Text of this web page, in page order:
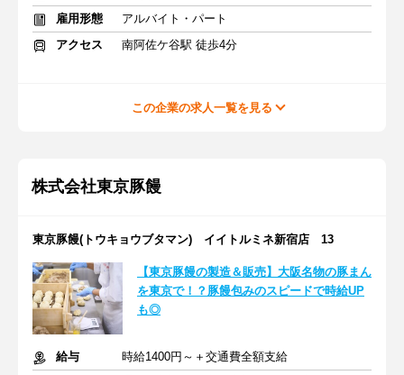
雇用形態
アルバイト・パート
アクセス
南阿佐ケ谷駅 徒歩4分
この企業の求人一覧を見る
株式会社東京豚饅
東京豚饅(トウキョウブタマン) イイトルミネ新宿店 13
【東京豚饅の製造＆販売】大阪名物の豚まん
を東京で！？豚饅包みのスピードで時給UP
も◎
給与
時給1400円～＋交通費全額支給